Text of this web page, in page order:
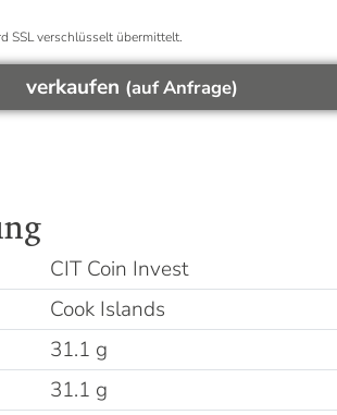
SSL verschlüsselt übermittelt.
verkaufen (auf Anfrage)
CIT Coin Invest
Cook Islands
31.1 g
31.1 g